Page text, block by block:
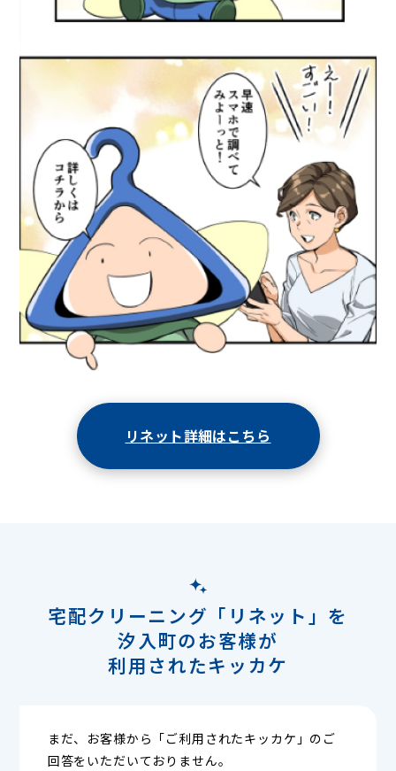
リネット詳細はこちら
宅配クリーニング「リネット」を
汐入町のお客様が
利用されたキッカケ
まだ、お客様から「ご利用されたキッカケ」のご
回答をいただいておりません。